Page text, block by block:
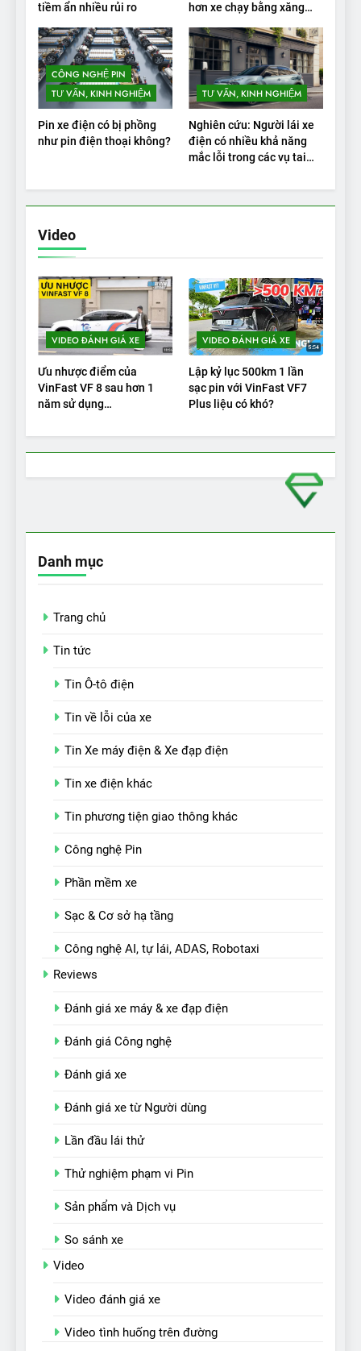
tiềm ẩn nhiều rủi ro
hơn xe chạy bằng xăng
CÔNG NGHỆ PIN
TƯ VẤN, KINH NGHIỆM
Pin xe điện có bị phồng
như pin điện thoại không?
TƯ VẤN, KINH NGHIỆM
Nghiên cứu: Người lái xe
điện có nhiều khả năng
mắc lỗi trong các vụ tai
Video
VIDEO ĐÁNH GIÁ XE
Ưu nhược điểm của
VinFast VF 8 sau hơn 1
năm sử dụng
VIDEO ĐÁNH GIÁ XE
Lập kỷ lục 500km 1 lần
sạc pin với VinFast VF7
Plus liệu có khó?
Danh mục
Trang chủ
Tin tức
Tin Ô-tô điện
Tin về lỗi của xe
Tin Xe máy điện & Xe đạp điện
Tin xe điện khác
Tin phương tiện giao thông khác
Công nghệ Pin
Phần mềm xe
Sạc & Cơ sở hạ tầng
Công nghệ AI, tự lái, ADAS, Robotaxi
Reviews
Đánh giá xe máy & xe đạp điện
Đánh giá Công nghệ
Đánh giá xe
Đánh giá xe từ Người dùng
Lần đầu lái thử
Thử nghiệm phạm vi Pin
Sản phẩm và Dịch vụ
So sánh xe
Video
Video đánh giá xe
Video tình huống trên đường